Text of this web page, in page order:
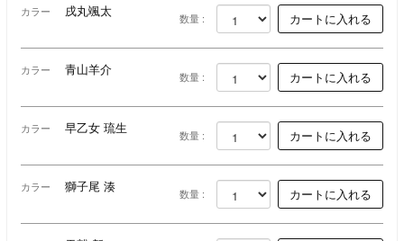
カラー 戌丸颯太 数量 :
カラー 青山羊介 数量 :
カラー 早乙女 琉生 数量 :
カラー 獅子尾 湊 数量 :